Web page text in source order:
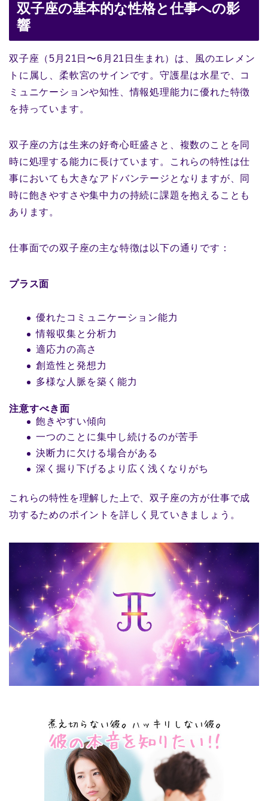
双子座の基本的な性格と仕事への影
響
双子座（5月21日〜6月21日生まれ）は、風のエレメン
トに属し、柔軟宮のサインです。守護星は水星で、コ
ミュニケーションや知性、情報処理能力に優れた特徴
を持っています。
双子座の方は生来の好奇心旺盛さと、複数のことを同
時に処理する能力に長けています。これらの特性は仕
事においても大きなアドバンテージとなりますが、同
時に飽きやすさや集中力の持続に課題を抱えることも
あります。
仕事面での双子座の主な特徴は以下の通りです：
プラス面
優れたコミュニケーション能力
情報収集と分析力
適応力の高さ
創造性と発想力
多様な人脈を築く能力
注意すべき面
飽きやすい傾向
一つのことに集中し続けるのが苦手
決断力に欠ける場合がある
深く掘り下げるより広く浅くなりがち
これらの特性を理解した上で、双子座の方が仕事で成
功するためのポイントを詳しく見ていきましょう。